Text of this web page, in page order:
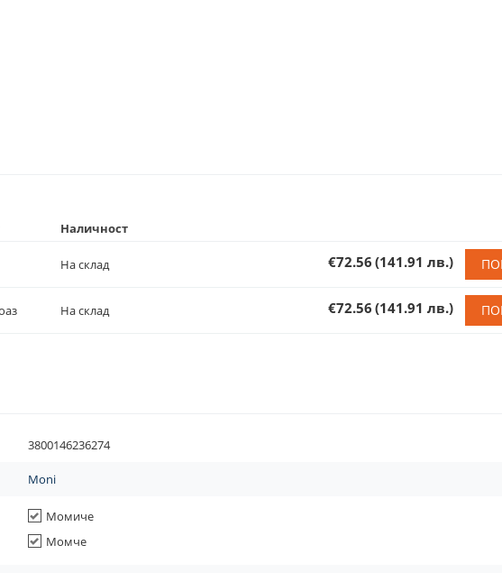
Наличност
На склад €72.56 (141.91 лв.)
На склад €72.56 (141.91 лв.)
3800146236274
Moni
Момиче
Момче